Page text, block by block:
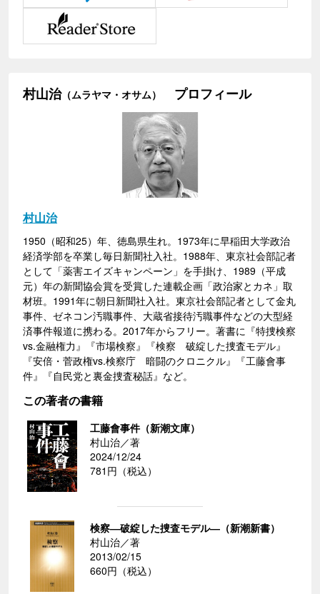
村山治（ムラヤマ・オサム） プロフィール
村山治
1950（昭和25）年、徳島県生れ。1973年に早稲田大学政治
経済学部を卒業し毎日新聞社入社。1988年、東京社会部記者
として「薬害エイズキャンペーン」を手掛け、1989（平成
元）年の新聞協会賞を受賞した連載企画「政治家とカネ」取
材班。1991年に朝日新聞社入社。東京社会部記者として金丸
事件、ゼネコン汚職事件、大蔵省接待汚職事件などの大型経
済事件報道に携わる。2017年からフリー。著書に『特捜検察
vs.金融権力』『市場検察』『検察 破綻した捜査モデル』
『安倍・菅政権vs.検察庁 暗闘のクロニクル』『工藤會事
件』『自民党と裏金捜査秘話』など。
この著者の書籍
工藤會事件（新潮文庫）
村山治／著
2024/12/24
781円（税込）
検察―破綻した捜査モデル―（新潮新書）
村山治／著
2013/02/15
660円（税込）